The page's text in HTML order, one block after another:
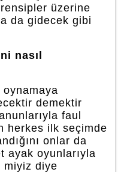
üzerine
da gidecek gibi
nasıl
demektir
faul
herkes ilk seçimde
onlar da
ayak oyunlarıyla
miyiz diye